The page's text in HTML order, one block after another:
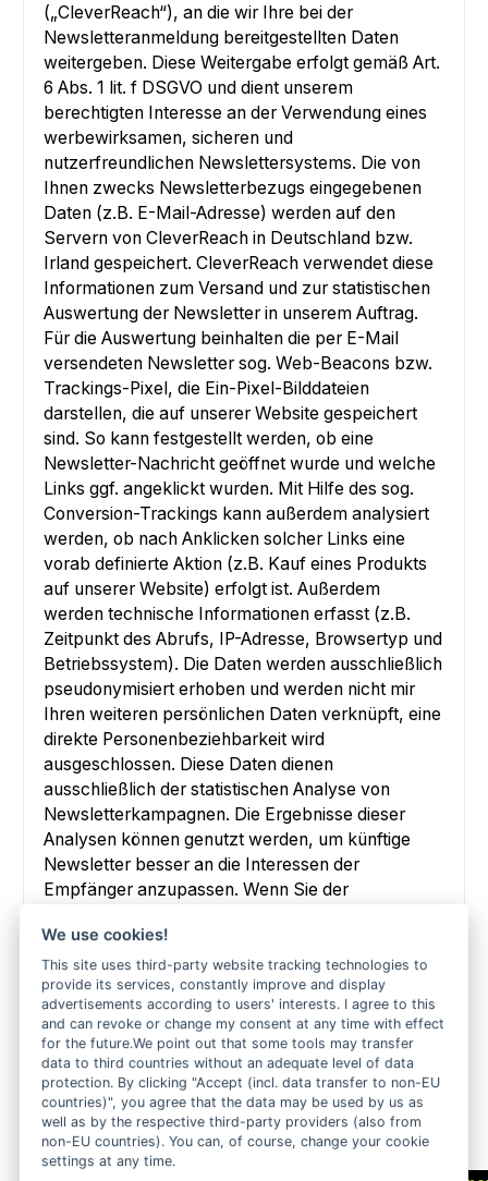
(„CleverReach“), an die wir Ihre bei der
Newsletteranmeldung bereitgestellten Daten
weitergeben. Diese Weitergabe erfolgt gemäß Art.
6 Abs. 1 lit. f DSGVO und dient unserem
berechtigten Interesse an der Verwendung eines
werbewirksamen, sicheren und
nutzerfreundlichen Newslettersystems. Die von
Ihnen zwecks Newsletterbezugs eingegebenen
Daten (z.B. E-Mail-Adresse) werden auf den
Servern von CleverReach in Deutschland bzw.
Irland gespeichert. CleverReach verwendet diese
Informationen zum Versand und zur statistischen
Auswertung der Newsletter in unserem Auftrag.
Für die Auswertung beinhalten die per E-Mail
versendeten Newsletter sog. Web-Beacons bzw.
Trackings-Pixel, die Ein-Pixel-Bilddateien
darstellen, die auf unserer Website gespeichert
sind. So kann festgestellt werden, ob eine
Newsletter-Nachricht geöffnet wurde und welche
Links ggf. angeklickt wurden. Mit Hilfe des sog.
Conversion-Trackings kann außerdem analysiert
werden, ob nach Anklicken solcher Links eine
vorab definierte Aktion (z.B. Kauf eines Produkts
auf unserer Website) erfolgt ist. Außerdem
werden technische Informationen erfasst (z.B.
Zeitpunkt des Abrufs, IP-Adresse, Browsertyp und
Betriebssystem). Die Daten werden ausschließlich
pseudonymisiert erhoben und werden nicht mir
Ihren weiteren persönlichen Daten verknüpft, eine
direkte Personenbeziehbarkeit wird
ausgeschlossen. Diese Daten dienen
ausschließlich der statistischen Analyse von
Newsletterkampagnen. Die Ergebnisse dieser
Analysen können genutzt werden, um künftige
Newsletter besser an die Interessen der
Empfänger anzupassen. Wenn Sie der
Auswertungszwecken widersprechen möchten,
müssen Sie den Newsletterbezug abbestellen.
Wir haben mit CleverReach einen
Auftragsverarbeitungsvertrag abgeschlossen, mit
dem wir CleverReach verpflichten, die Daten
unserer Kunden zu schützen und sie nicht an
Dritte weiterzugeben.
Weitere Informationen zur Datenanalyse von
CleverReach können Sie hier
We use cookies!
This site uses third-party website tracking technologies to
provide its services, constantly improve and display
advertisements according to users' interests. I agree to this
and can revoke or change my consent at any time with effect
for the future.We point out that some tools may transfer
data to third countries without an adequate level of data
protection. By clicking "Accept (incl. data transfer to non-EU
countries)", you agree that the data may be used by us as
well as by the respective third-party providers (also from
non-EU countries). You can, of course, change your cookie
settings at any time.